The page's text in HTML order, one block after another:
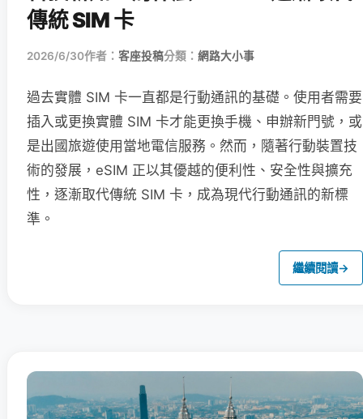
傳統 SIM 卡
2026/6/30作者： 客座投稿分類： 網路大小事
過去實體 SIM 卡一直都是行動通訊的基礎。使用者需要
插入或更換實體 SIM 卡才能更換手機、申辦新門號，或
是出國旅遊使用當地電信服務。然而，隨著行動裝置技
術的發展，eSIM 正以其優越的便利性、安全性與擴充
性，逐漸取代傳統 SIM 卡，成為現代行動通訊的新標
準。
繼續閱讀→